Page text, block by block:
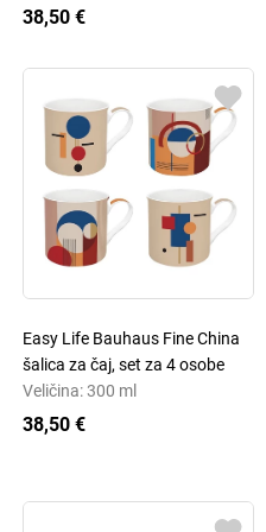
38,50 €
Easy Life Bauhaus Fine China
šalica za čaj, set za 4 osobe
Veličina: 300 ml
38,50 €